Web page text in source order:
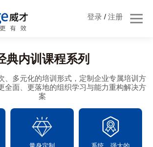
登录/ 注册
典内训课程系列
、多元化的培训形式，定制企业专属培训方
全面、更落地的组织学习与能力重构解决方
案